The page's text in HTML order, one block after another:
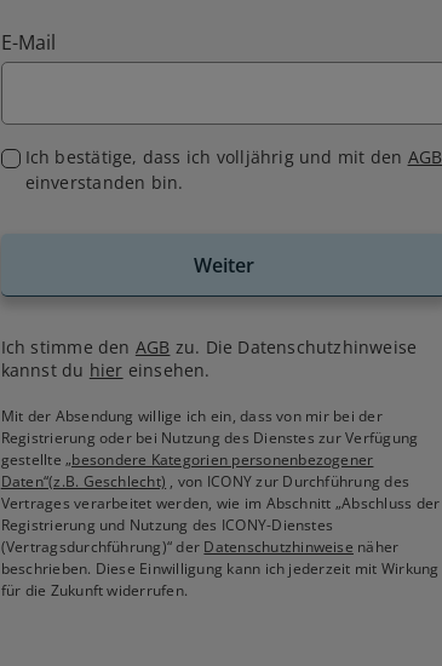
E-Mail
Ich bestätige, dass ich volljährig und mit den AGB
einverstanden bin.
Weiter
Ich stimme den AGB zu. Die Datenschutzhinweise
kannst du hier einsehen.
Mit der Absendung willige ich ein, dass von mir bei der
Registrierung oder bei Nutzung des Dienstes zur Verfügung
gestellte„besondere Kategorien personenbezogener
Daten“(z.B. Geschlecht) , von ICONY zur Durchführung des
Vertrages verarbeitet werden, wie im Abschnitt „Abschluss der
Registrierung und Nutzung des ICONY-Dienstes
(Vertragsdurchführung)“ der Datenschutzhinweise näher
beschrieben. Diese Einwilligung kann ich jederzeit mit Wirkung
für die Zukunft widerrufen.